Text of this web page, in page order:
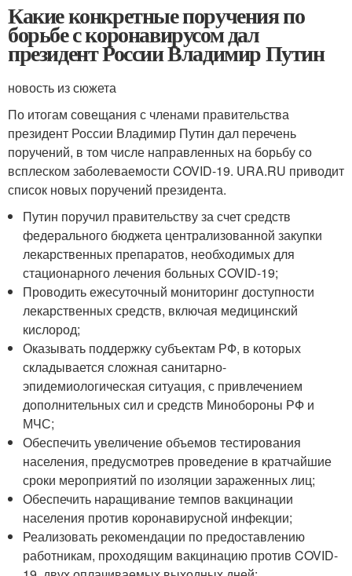
Какие конкретные поручения по
борьбе с коронавирусом дал
президент России Владимир Путин
новость из сюжета
По итогам совещания с членами правительства
президент России Владимир Путин дал перечень
поручений, в том числе направленных на борьбу со
всплеском заболеваемости COVID-19. URA.RU приводит
список новых поручений президента.
Путин поручил правительству за счет средств
федерального бюджета централизованной закупки
лекарственных препаратов, необходимых для
стационарного лечения больных COVID-19;
Проводить ежесуточный мониторинг доступности
лекарственных средств, включая медицинский
кислород;
Оказывать поддержку субъектам РФ, в которых
складывается сложная санитарно-
эпидемиологическая ситуация, с привлечением
дополнительных сил и средств Минобороны РФ и
МЧС;
Обеспечить увеличение объемов тестирования
населения, предусмотрев проведение в кратчайшие
сроки мероприятий по изоляции зараженных лиц;
Обеспечить наращивание темпов вакцинации
населения против коронавирусной инфекции;
Реализовать рекомендации по предоставлению
работникам, проходящим вакцинацию против COVID-